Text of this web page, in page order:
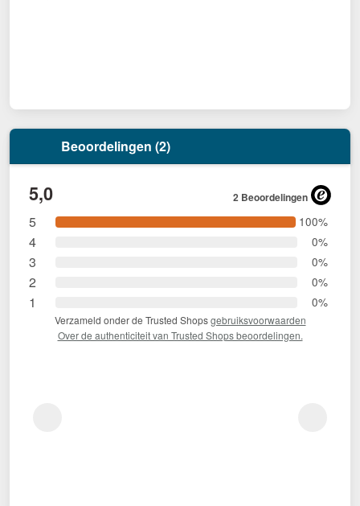
Beoordelingen (2)
5,0 2 Beoordelingen
5 100%
4 0%
3 0%
2 0%
1 0%
Verzameld onder de Trusted Shopsgebruiksvoorwaarden
Over de authenticiteit van Trusted Shops beoordelingen.